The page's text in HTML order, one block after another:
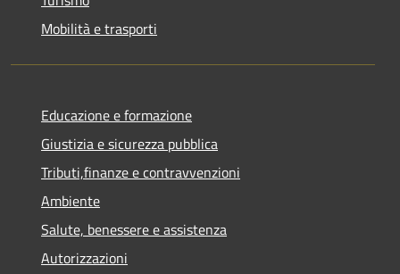
Mobilità e trasporti
Educazione e formazione
Giustizia e sicurezza pubblica
Tributi,finanze e contravvenzioni
Ambiente
Salute, benessere e assistenza
Autorizzazioni